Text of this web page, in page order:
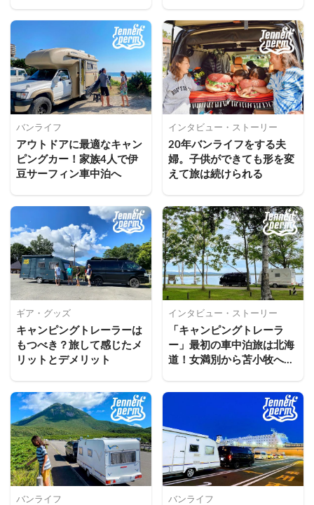
バンライフ
アウトドアに最適なキャン
ピングカー！家族4人で伊
豆サーフィン車中泊へ
インタビュー・ストーリー
20年バンライフをする夫
婦。子供ができても形を変
えて旅は続けられる
ギア・グッズ
キャンピングトレーラーは
もつべき？旅して感じたメ
リットとデメリット
インタビュー・ストーリー
「キャンピングトレーラ
ー」最初の車中泊旅は北海
道！女満別から苫小牧へ
バンライフ バンライフ